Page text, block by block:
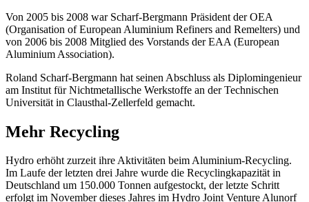
Von 2005 bis 2008 war Scharf-Bergmann Präsident der OEA
(Organisation of European Aluminium Refiners and Remelters) und
von 2006 bis 2008 Mitglied des Vorstands der EAA (European
Aluminium Association).
Roland Scharf-Bergmann hat seinen Abschluss als Diplomingenieur
am Institut für Nichtmetallische Werkstoffe an der Technischen
Universität in Clausthal-Zellerfeld gemacht.
Mehr Recycling
Hydro erhöht zurzeit ihre Aktivitäten beim Aluminium-Recycling.
Im Laufe der letzten drei Jahre wurde die Recyclingkapazität in
Deutschland um 150.000 Tonnen aufgestockt, der letzte Schritt
erfolgt im November dieses Jahres im Hydro Joint Venture Alunorf